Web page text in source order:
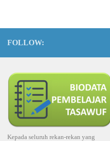
FOLLOW:
Kepada seluruh rekan-rekan yang